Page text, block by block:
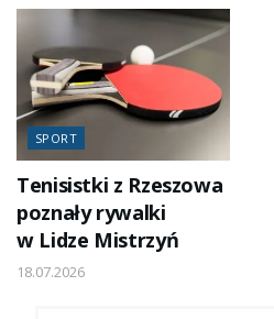
SPORT
Tenisistki z Rzeszowa
poznały rywalki
w Lidze Mistrzyń
18.07.2026